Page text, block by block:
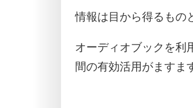
情報は目から得るもの
オーディオブックを利
間の有効活用がますま